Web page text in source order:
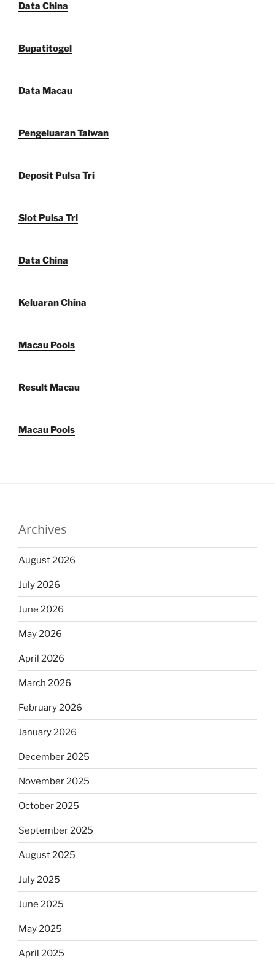
Data China
Bupatitogel
Data Macau
Pengeluaran Taiwan
Deposit Pulsa Tri
Slot Pulsa Tri
Data China
Keluaran China
Macau Pools
Result Macau
Macau Pools
Archives
August 2026
July 2026
June 2026
May 2026
April 2026
March 2026
February 2026
January 2026
December 2025
November 2025
October 2025
September 2025
August 2025
July 2025
June 2025
May 2025
April 2025